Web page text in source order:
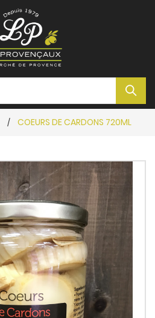
COEURS DE CARDONS 720ML